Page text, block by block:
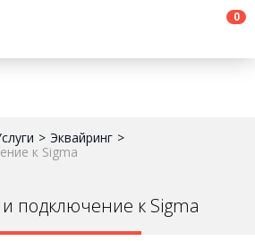
0
Эквайринг
к Sigma
подключение к Sigma